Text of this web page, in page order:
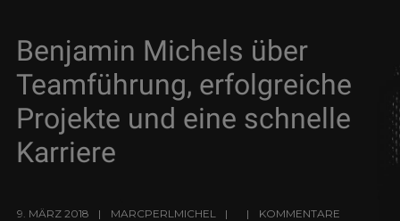
Benjamin Michels über
Teamführung, erfolgreiche
Projekte und eine schnelle
Karriere
9. MÄRZ 2018 MARCPERLMICHEL
KOMMENTARE